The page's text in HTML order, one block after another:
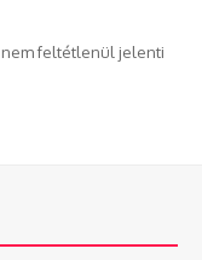
feltétlenül jelenti